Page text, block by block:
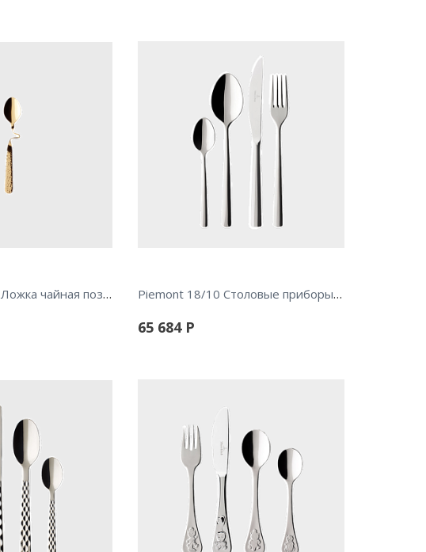
New Wave Caffe Ложка чайная позолота Piemont 18/10 Столовые приборы 24 пр.
65 684 Р